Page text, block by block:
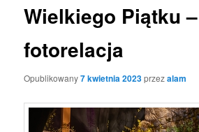
Wielkiego Piątku –
fotorelacja
Opublikowany7 kwietnia 2023przezalam